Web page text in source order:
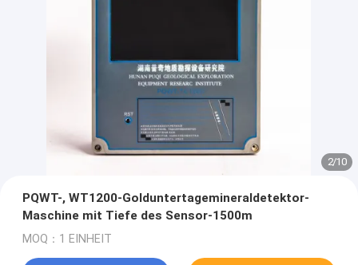
2/10
PQWT-, WT1200-Golduntertagemineraldetektor-
Maschine mit Tiefe des Sensor-1500m
MOQ：1 EINHEIT